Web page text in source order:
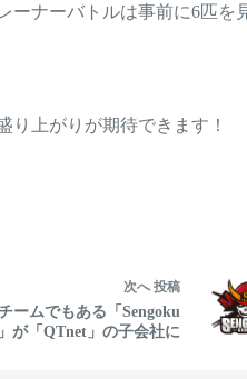
ナーバトルは事前に6匹
上がりが期待できます！
次へ投稿
ームでもある「Sengoku
が「QTnet」の子会社に